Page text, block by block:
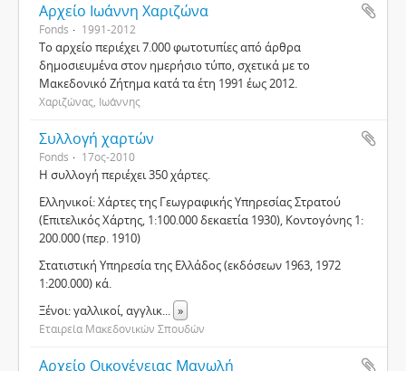
Αρχείο Ιωάννη Χαριζώνα
Fonds 1991-2012
Το αρχείο περιέχει 7.000 φωτοτυπίες από άρθρα
δημοσιευμένα στον ημερήσιο τύπο, σχετικά με το
Μακεδονικό Ζήτημα κατά τα έτη 1991 έως 2012.
Χαριζώνας, Ιωάννης
Συλλογή χαρτών
Fonds 17ος-2010
Η συλλογή περιέχει 350 χάρτες.
Ελληνικοί: Χάρτες της Γεωγραφικής Υπηρεσίας Στρατού
(Επιτελικός Χάρτης, 1:100.000 δεκαετία 1930), Κοντογόνης 1:
200.000 (περ. 1910)
Στατιστική Υπηρεσία της Ελλάδος (εκδόσεων 1963, 1972
1:200.000) κά.
Ξένοι: γαλλικοί, αγγλικ... »
Εταιρεία Μακεδονικών Σπουδών
Αρχείο Οικογένειας Μανωλή